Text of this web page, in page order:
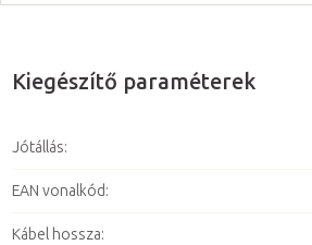
Kiegészítő paraméterek
Jótállás:
EAN vonalkód:
Kábel hossza: